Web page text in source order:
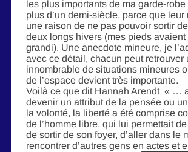
les plus importants de ma garde-
plus d’un demi-siècle, parce que leur
une raison de ne pas pouvoir sortir
deux longs hivers (mes pieds avaient
grandi). Une anecdote mineure, je
avec ce détail, chacun peut retrouver
innombrable de situations mineures
de l’espace devient très importante.
Voilà ce que dit Hannah Arendt « …
devenir un attribut de la pensée ou
la volonté, la liberté a été comprise
de l’homme libre, qui lui permettait
de sortir de son foyer, d’aller dans le
rencontrer d’autres gens en actes et